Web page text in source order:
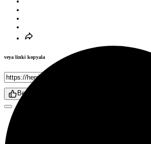
veya linki kopyala
Beğen